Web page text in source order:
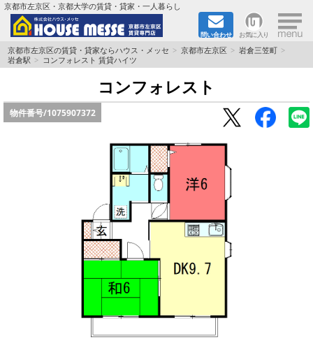
京都市左京区・京都大学の賃貸・貸家・一人暮らし
問い合わせ お気に入り ×
TOPページ
地域から検索
京都大学＆京都芸術大学生さんに
書類DL & 入居者さまへ
家族で住むならマンション？賃家？
一人暮らしの物件特集
ペット相談OKの賃貸！
京都市左京区の賃貸・貸家ならハウス・メッセ 京都市左京区
岩倉三笠町
岩倉駅
コンフォレスト 賃貸ハイツ
コンフォレスト
物件番号/1075907372